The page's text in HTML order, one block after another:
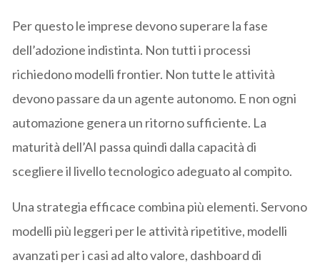
Per questo le imprese devono superare la fase
dell’adozione indistinta. Non tutti i processi
richiedono modelli frontier. Non tutte le attività
devono passare da un agente autonomo. E non ogni
automazione genera un ritorno sufficiente. La
maturità dell’AI passa quindi dalla capacità di
scegliere il livello tecnologico adeguato al compito.
Una strategia efficace combina più elementi. Servono
modelli più leggeri per le attività ripetitive, modelli
avanzati per i casi ad alto valore, dashboard di